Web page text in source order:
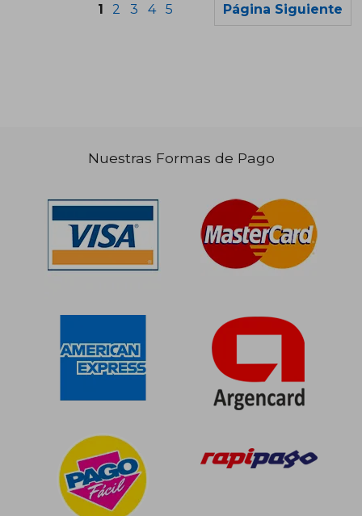
dcto.
$ 73.606
$ 44.164
50%
dcto. $
1 2 3 4 5 Página Siguiente
Nuestras Formas de Pago